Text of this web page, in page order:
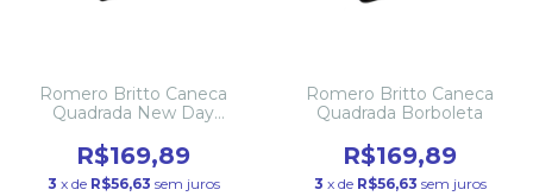
Romero Britto Caneca
Quadrada New Day
R$169,89
3 x de R$56,63 sem juros
Romero Britto Caneca
Quadrada Borboleta
R$169,89
3 x de R$56,63 sem juros